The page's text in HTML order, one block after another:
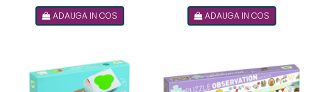
ADAUGA IN COS ADAUGA IN COS